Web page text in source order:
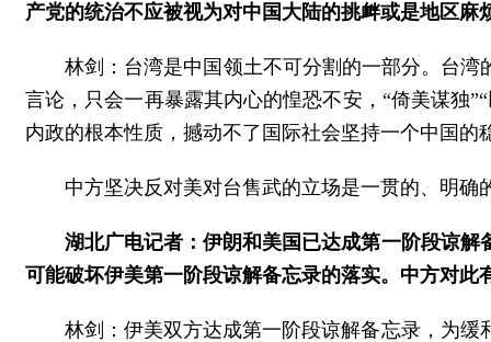
产党的统治不应被视为对中国大陆的挑衅或是地区
林剑：台湾是中国领土不可分割的一部分。台
言论，只会一再暴露其内心的惶恐不安，“倚美谋独
内政的根本性质，撼动不了国际社会坚持一个中国
中方坚决反对美对台售武的立场是一贯的、明确
湖北广电记者：伊朗和美国已达成第一阶段谅
可能破坏伊美第一阶段谅解备忘录的落实。中方对此
林剑：伊美双方达成第一阶段谅解备忘录，为